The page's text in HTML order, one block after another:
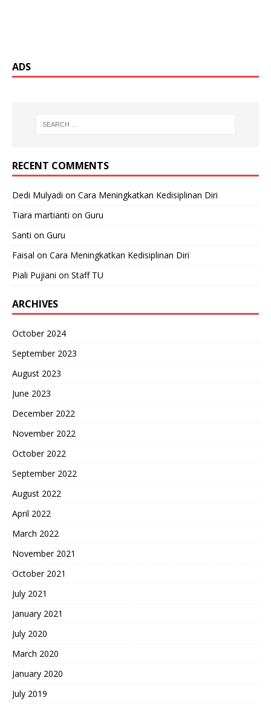
ADS
RECENT COMMENTS
Dedi Mulyadi on Cara Meningkatkan Kedisiplinan Diri
Tiara martianti on Guru
Santi on Guru
Faisal on Cara Meningkatkan Kedisiplinan Diri
Piali Pujiani on Staff TU
ARCHIVES
October 2024
September 2023
August 2023
June 2023
December 2022
November 2022
October 2022
September 2022
August 2022
April 2022
March 2022
November 2021
October 2021
July 2021
January 2021
July 2020
March 2020
January 2020
July 2019